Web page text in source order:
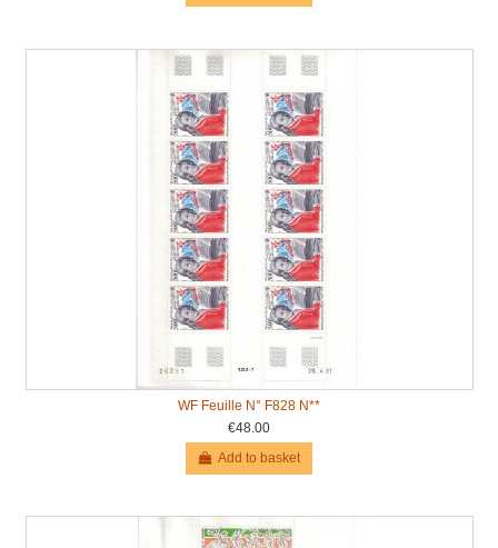
WF Feuille N° F828 N**
€48.00
Add to basket